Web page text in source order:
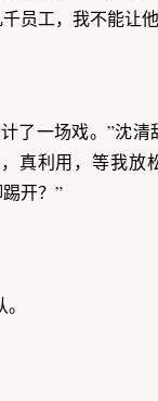
员工，我不能让
了一场戏。”沈清
真利用，等我放
开？”